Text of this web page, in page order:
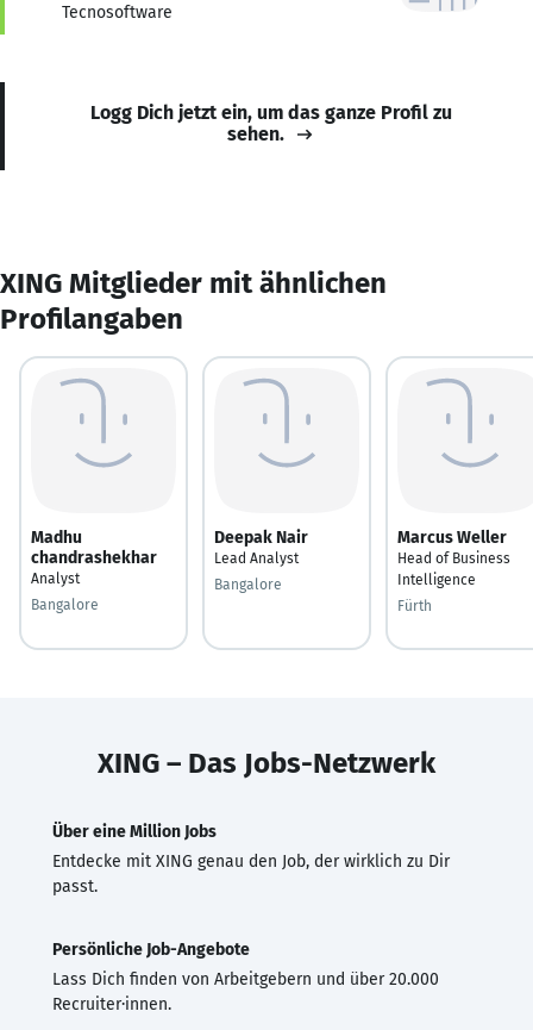
Tecnosoftware
Logg Dich jetzt ein, um das ganze Profil zu
sehen.
XING Mitglieder mit ähnlichen
Profilangaben
Madhu
chandrashekhar
Analyst
Bangalore
Deepak Nair
Lead Analyst
Bangalore
Marcus Weller
Head of Business
Intelligence
Fürth
XING – Das Jobs-Netzwerk
Über eine Million Jobs
Entdecke mit XING genau den Job, der wirklich zu Dir
passt.
Persönliche Job-Angebote
Lass Dich finden von Arbeitgebern und über 20.000
Recruiter·innen.